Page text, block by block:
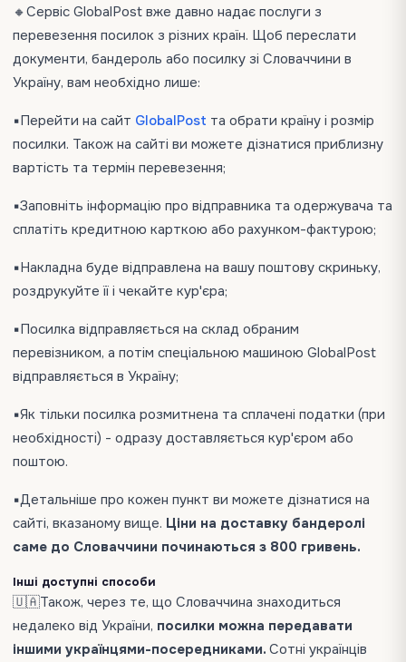
🔸Сервіс GlobalPost вже давно надає послуги з
перевезення посилок з різних країн. Щоб переслати
документи, бандероль або посилку зі Словаччини в
Україну, вам необхідно лише:
▪️Перейти на сайт GlobalPost та обрати країну і розмір
посилки. Також на сайті ви можете дізнатися приблизну
вартість та термін перевезення;
▪️Заповніть інформацію про відправника та одержувача та
сплатіть кредитною карткою або рахунком-фактурою;
▪️Накладна буде відправлена ​​на вашу поштову скриньку,
роздрукуйте її і чекайте кур'єра;
▪️Посилка відправляється на склад обраним
перевізником, а потім спеціальною машиною GlobalPost
відправляється в Україну;
▪️Як тільки посилка розмитнена та сплачені податки (при
необхідності) - одразу доставляється кур'єром або
поштою.
▪️Детальніше про кожен пункт ви можете дізнатися на
сайті, вказаному вище. Ціни на доставку бандеролі
саме до Словаччини починаються з 800 гривень.
Інші доступні способи
🇺🇦Також, через те, що Словаччина знаходиться
недалеко від України, посилки можна передавати
іншими українцями-посередниками. Сотні українців